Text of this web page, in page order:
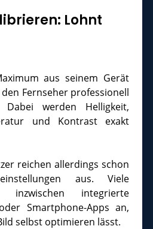
Lohnt
aus seinem Gerät
Fernseher professionell
Dabei werden Helligkeit,
und Kontrast exakt
reichen allerdings schon
aus. Viele
inzwischen integrierte
Smartphone-Apps an,
selbst optimieren lässt.